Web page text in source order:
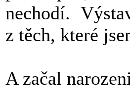
nechodí.
z těch, které
A začal